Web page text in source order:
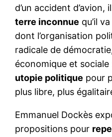
d’un accident
terre inconnue qu’il
dont l’organisation
radicale de
économique et sociale
utopie politique pour
plus libre, plus
Emmanuel Dockès
propositions pour